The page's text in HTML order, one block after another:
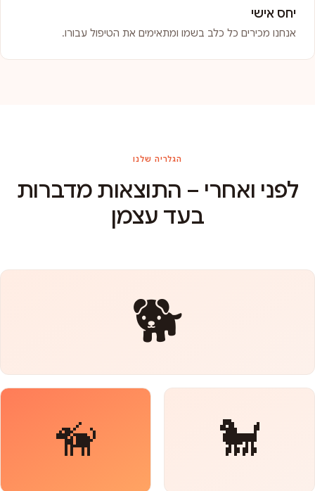
יחס אישי
אנחנו מכירים כל כלב בשמו ומתאימים את הטיפול עבורו.
הגלריה שלנו
לפני ואחרי – התוצאות מדברות
בעד עצמן
🐕
🐩
🦮